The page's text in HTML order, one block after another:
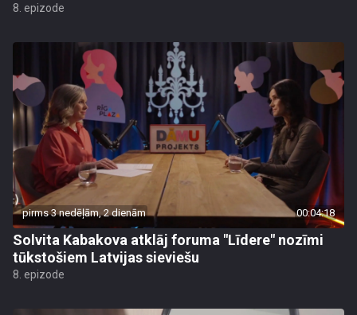
8. epizode
pirms 3 nedēļām, 2 dienām 00:04:18
Solvita Kabakova atklāj foruma "Līdere" nozīmi
tūkstošiem Latvijas sieviešu
8. epizode